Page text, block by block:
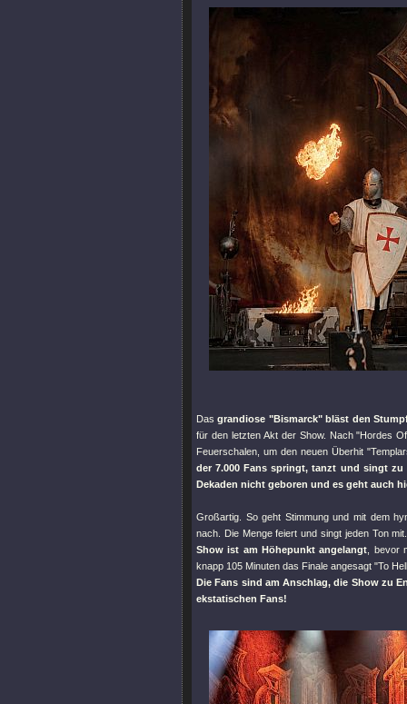
Dasgrandiose "Bismarck" bläst den
für den letzten Akt der Show. Nach "Hordes
Feuerschalen, um den neuen Überhit "
der 7.000 Fans springt, tanzt und singt zu
Dekaden nicht geboren und es geht auch
Großartig. So geht Stimmung und mit dem
nach. Die Menge feiert und singt jeden Ton
Show ist am Höhepunkt angelangt , bevor
knapp 105 Minuten das Finale angesagt "To
Die Fans sind am Anschlag, die Show zu
ekstatischen Fans!